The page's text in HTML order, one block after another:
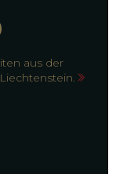
aus der